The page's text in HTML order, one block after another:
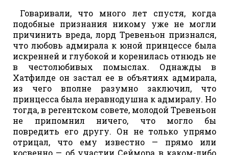
Говаривали, что много лет спустя, когда
подобные признания никому уже не могли
причинить вреда, лорд Тревеньон признался,
что любовь адмирала к юной принцессе была
искренней и глубокой и коренилась отнюдь не
в честолюбивых помыслах. Однажды в
Хатфилде он застал ее в объятиях адмирала,
из чего вполне разумно заключил, что
принцесса была неравнодушна к адмиралу. Но
тогда, в регентском совете, молодой Тревеньон
не припомнил ничего, что могло бы
повредить его другу. Он не только упрямо
отрицал, что ему известно — прямо или
косвенно — об участии Сеймора в каком-либо